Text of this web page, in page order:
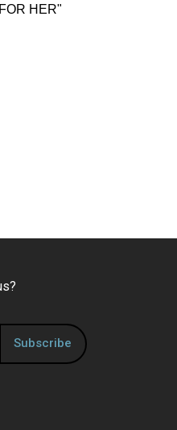
HER"
Subscribe